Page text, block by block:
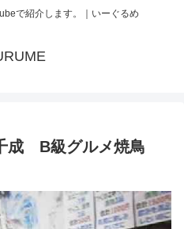
で紹介します。｜いーぐるめ
B級グルメ焼鳥